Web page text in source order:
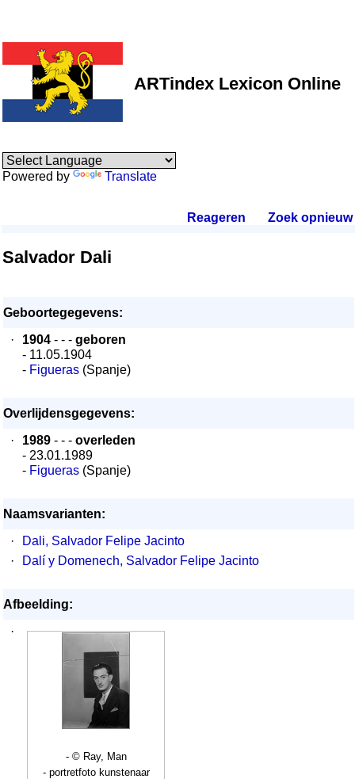
ARTindex Lexicon Online
Powered by Translate
Reageren Zoek opnieuw.
Salvador Dali
Geboortegegevens:
·
1904 - - - geboren
- 11.05.1904
- Figueras (Spanje)
Overlijdensgegevens:
·
1989 - - - overleden
- 23.01.1989
- Figueras (Spanje)
Naamsvarianten:
·
Dali, Salvador Felipe Jacinto
·
Dalí y Domenech, Salvador Felipe Jacinto
Afbeelding:
·
- © Ray, Man
- portretfoto kunstenaar